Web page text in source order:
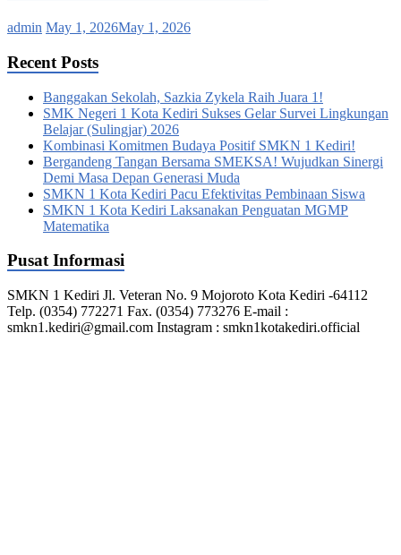
admin May 1, 2026May 1, 2026
Recent Posts
Banggakan Sekolah, Sazkia Zykela Raih Juara 1!
SMK Negeri 1 Kota Kediri Sukses Gelar Survei Lingkungan
Belajar (Sulingjar) 2026
Kombinasi Komitmen Budaya Positif SMKN 1 Kediri!
Bergandeng Tangan Bersama SMEKSA! Wujudkan Sinergi
Demi Masa Depan Generasi Muda
SMKN 1 Kota Kediri Pacu Efektivitas Pembinaan Siswa
SMKN 1 Kota Kediri Laksanakan Penguatan MGMP
Matematika
Pusat Informasi
SMKN 1 Kediri Jl. Veteran No. 9 Mojoroto Kota Kediri -64112
Telp. (0354) 772271 Fax. (0354) 773276 E-mail :
smkn1.kediri@gmail.com Instagram : smkn1kotakediri.official